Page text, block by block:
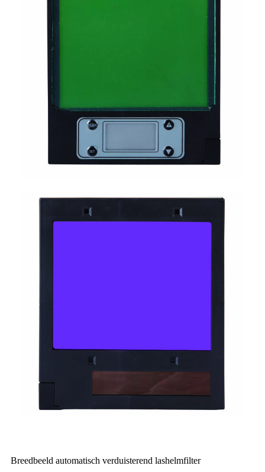
Breedbeeld automatisch verduisterend lashelmfilter